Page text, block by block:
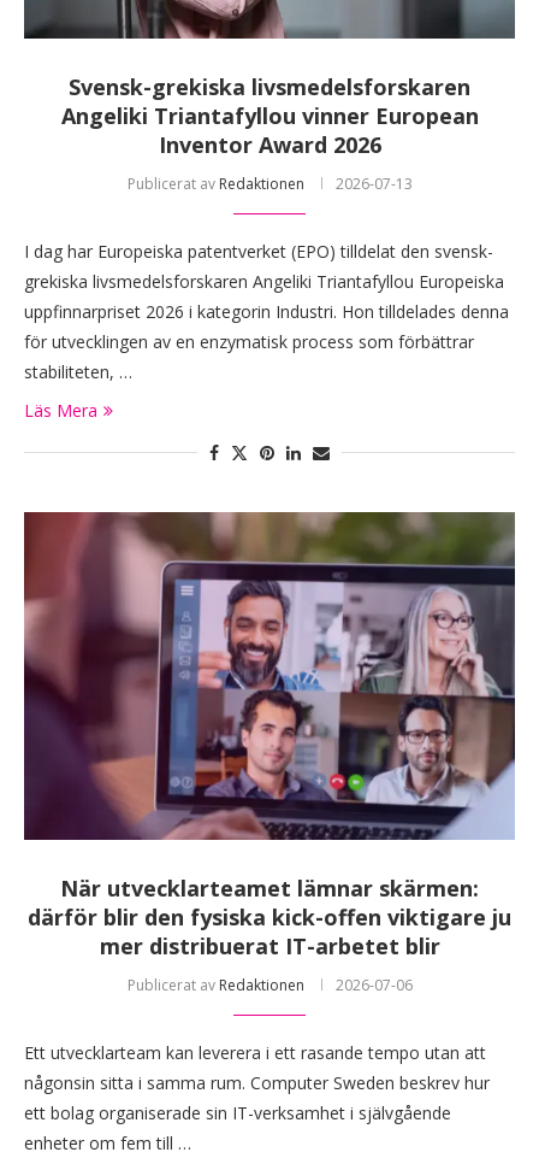
Svensk-grekiska livsmedelsforskaren
Angeliki Triantafyllou vinner European
Inventor Award 2026
Publicerat av Redaktionen 2026-07-13
I dag har Europeiska patentverket (EPO) tilldelat den svensk-
grekiska livsmedelsforskaren Angeliki Triantafyllou Europeiska
uppfinnarpriset 2026 i kategorin Industri. Hon tilldelades denna
för utvecklingen av en enzymatisk process som förbättrar
stabiliteten, …
Läs Mera
När utvecklarteamet lämnar skärmen:
därför blir den fysiska kick-offen viktigare ju
mer distribuerat IT-arbetet blir
Publicerat av Redaktionen 2026-07-06
Ett utvecklarteam kan leverera i ett rasande tempo utan att
någonsin sitta i samma rum. Computer Sweden beskrev hur
ett bolag organiserade sin IT-verksamhet i självgående
enheter om fem till …